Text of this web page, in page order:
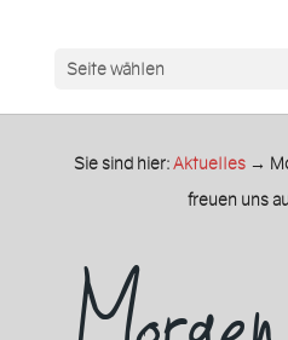
Seite wählen
Sie sind hier:Aktuelles →
freuen uns